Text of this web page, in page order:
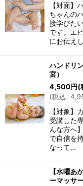
【対面】
ちゃんの
接学びた
です。エ
にお伝え
ハンドリ
宮）
4,500円(
(税込:
【対象】
受講した
んな方へ
で自信を
なって…
【水曜あ
ーマッサ